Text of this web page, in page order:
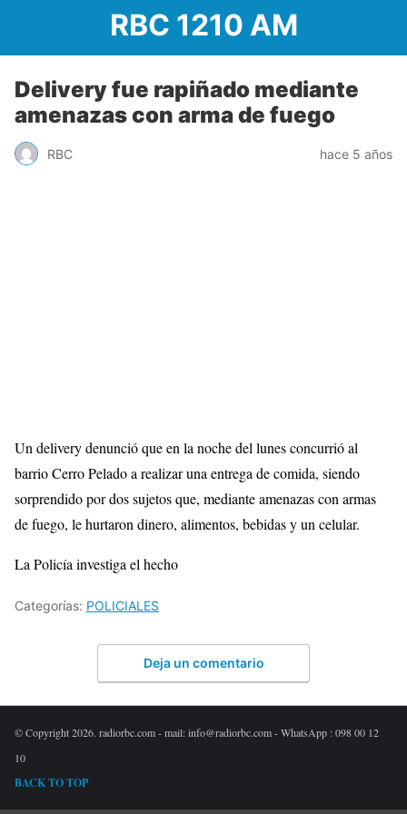
RBC 1210 AM
Delivery fue rapiñado mediante
amenazas con arma de fuego
RBC hace 5 años
Un delivery denunció que en la noche del lunes concurrió al
barrio Cerro Pelado a realizar una entrega de comida, siendo
sorprendido por dos sujetos que, mediante amenazas con armas
de fuego, le hurtaron dinero, alimentos, bebidas y un celular.
La Policía investiga el hecho
Categorías: POLICIALES
Deja un comentario
© Copyright 2026. radiorbc.com - mail: info@radiorbc.com - WhatsApp : 098 00 12
10
BACK TO TOP